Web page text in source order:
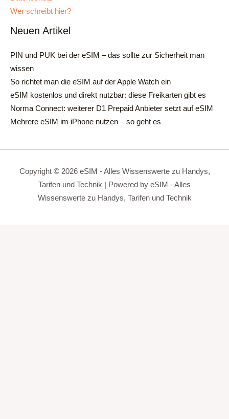
Wer schreibt hier?
Neuen Artikel
PIN und PUK bei der eSIM – das sollte zur Sicherheit man
wissen
So richtet man die eSIM auf der Apple Watch ein
eSIM kostenlos und direkt nutzbar: diese Freikarten gibt es
Norma Connect: weiterer D1 Prepaid Anbieter setzt auf eSIM
Mehrere eSIM im iPhone nutzen – so geht es
Copyright © 2026 eSIM - Alles Wissenswerte zu Handys,
Tarifen und Technik | Powered by eSIM - Alles
Wissenswerte zu Handys, Tarifen und Technik